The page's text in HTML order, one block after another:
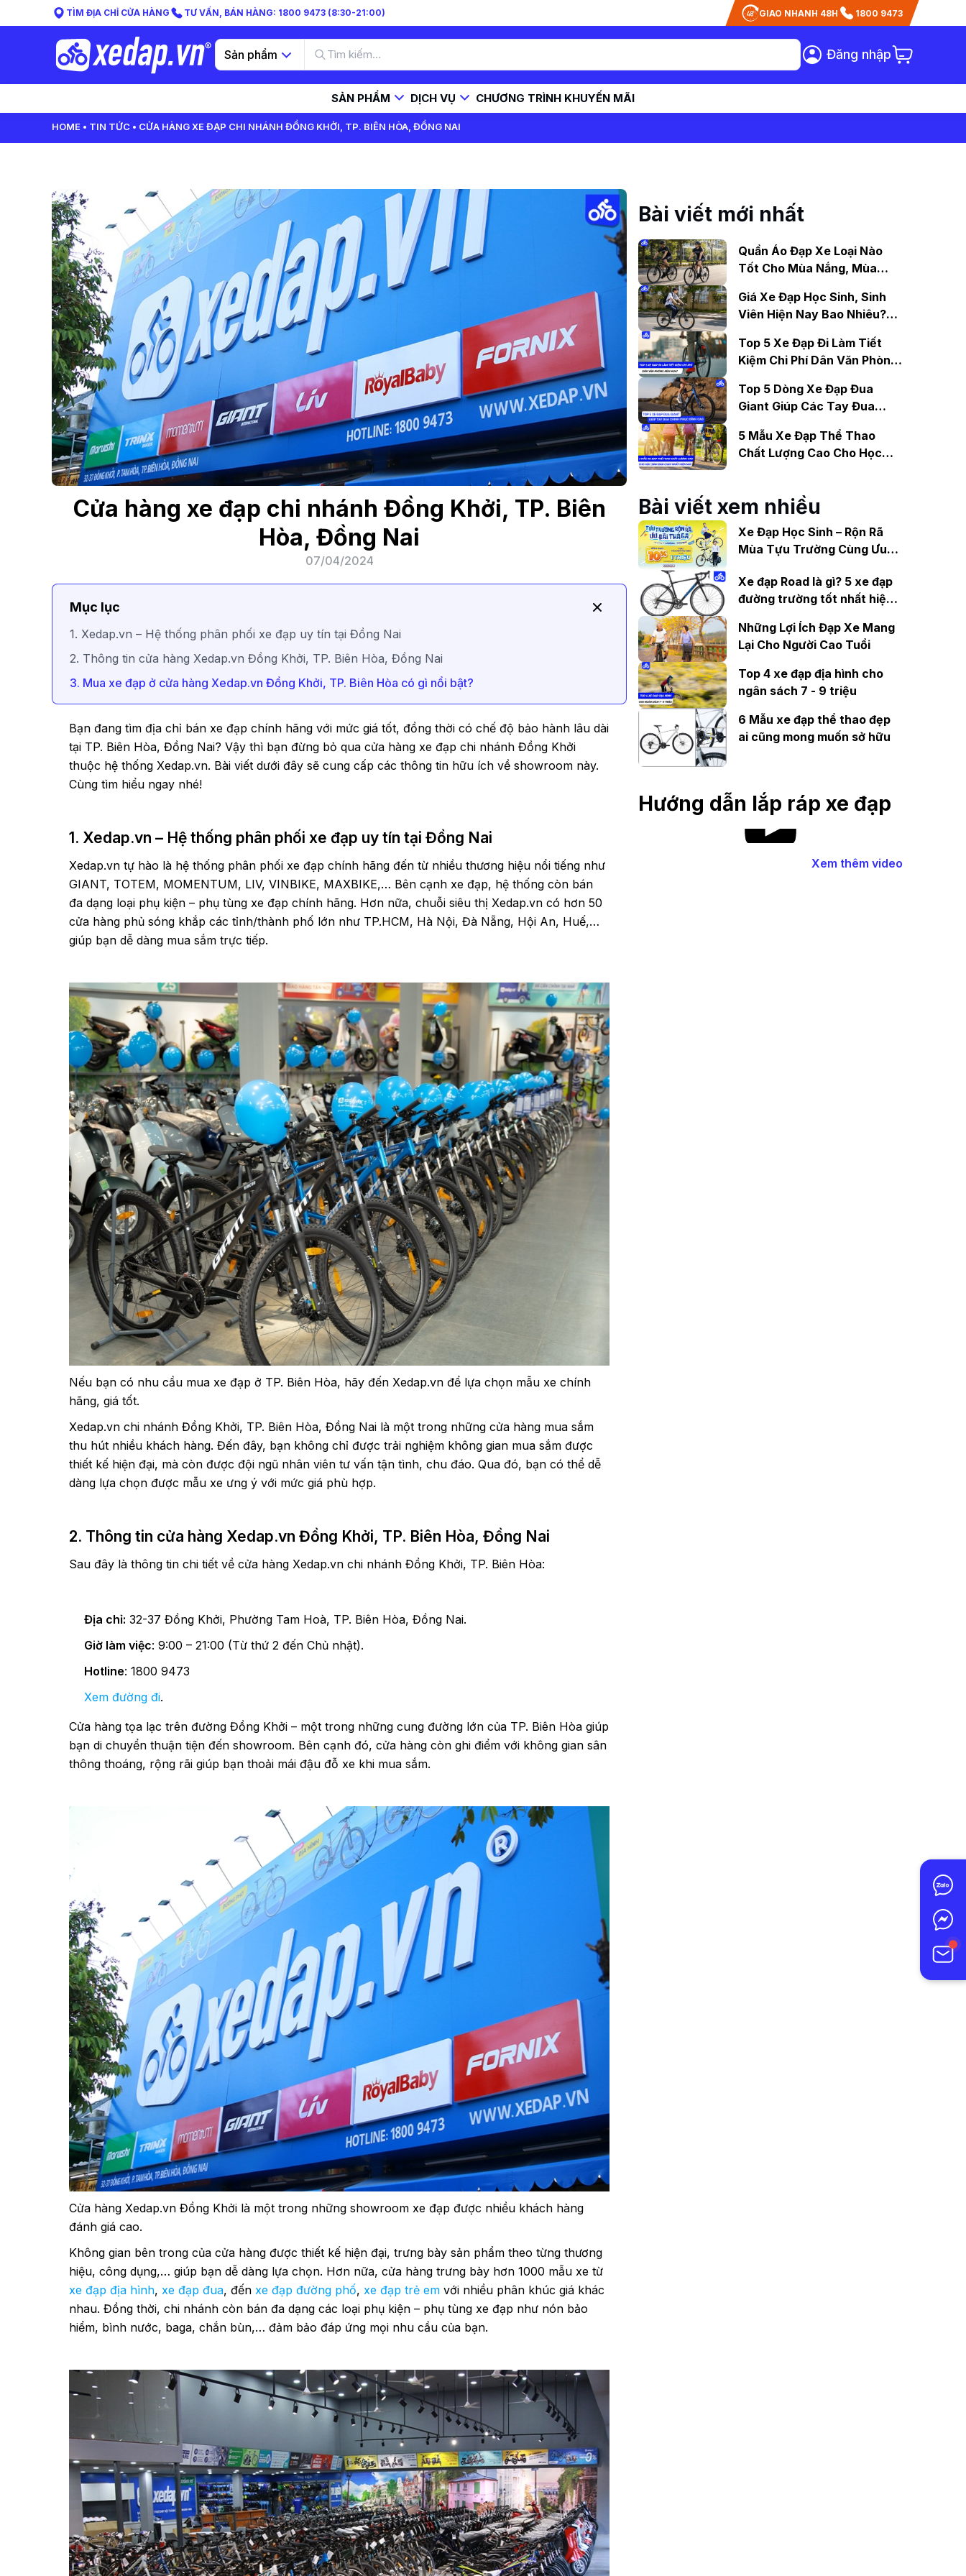
TÌM ĐỊA CHỈ CỬA HÀNG TƯ VẤN, BÁN HÀNG: 1800 9473 (8:30-21:00) GIAO NHANH 48H 1800 9473
Sản phẩm Đăng nhập
SẢN PHẨM DỊCH VỤ CHƯƠNG TRÌNH KHUYẾN MÃI
HOME TIN TỨC CỬA HÀNG XE ĐẠP CHI NHÁNH ĐỒNG KHỞI, TP. BIÊN HÒA, ĐỒNG NAI
Cửa hàng xe đạp chi nhánh Đồng Khởi, TP. Biên
Hòa, Đồng Nai
07/04/2024
Mục lục
1. Xedap.vn – Hệ thống phân phối xe đạp uy tín tại Đồng Nai
2. Thông tin cửa hàng Xedap.vn Đồng Khởi, TP. Biên Hòa, Đồng Nai
3. Mua xe đạp ở cửa hàng Xedap.vn Đồng Khởi, TP. Biên Hòa có gì nổi bật?
Bạn đang tìm địa chỉ bán xe đạp chính hãng với mức giá tốt, đồng thời có chế độ bảo hành lâu dài
tại TP. Biên Hòa, Đồng Nai? Vậy thì bạn đừng bỏ qua cửa hàng xe đạp chi nhánh Đồng Khởi
thuộc hệ thống Xedap.vn. Bài viết dưới đây sẽ cung cấp các thông tin hữu ích về showroom này.
Cùng tìm hiểu ngay nhé!
1. Xedap.vn – Hệ thống phân phối xe đạp uy tín tại Đồng Nai
Xedap.vn tự hào là hệ thống phân phối xe đạp chính hãng đến từ nhiều thương hiệu nổi tiếng như
GIANT, TOTEM, MOMENTUM, LIV, VINBIKE, MAXBIKE,… Bên cạnh xe đạp, hệ thống còn bán
đa dạng loại phụ kiện – phụ tùng xe đạp chính hãng. Hơn nữa, chuỗi siêu thị Xedap.vn có hơn 50
cửa hàng phủ sóng khắp các tỉnh/thành phố lớn như TP.HCM, Hà Nội, Đà Nẵng, Hội An, Huế,…
giúp bạn dễ dàng mua sắm trực tiếp.
Nếu bạn có nhu cầu mua xe đạp ở TP. Biên Hòa, hãy đến Xedap.vn để lựa chọn mẫu xe chính
hãng, giá tốt.
Xedap.vn chi nhánh Đồng Khởi, TP. Biên Hòa, Đồng Nai là một trong những cửa hàng mua sắm
thu hút nhiều khách hàng. Đến đây, bạn không chỉ được trải nghiệm không gian mua sắm được
thiết kế hiện đại, mà còn được đội ngũ nhân viên tư vấn tận tình, chu đáo. Qua đó, bạn có thể dễ
dàng lựa chọn được mẫu xe ưng ý với mức giá phù hợp.
2. Thông tin cửa hàng Xedap.vn Đồng Khởi, TP. Biên Hòa, Đồng Nai
Sau đây là thông tin chi tiết về cửa hàng Xedap.vn chi nhánh Đồng Khởi, TP. Biên Hòa:
Địa chỉ: 32-37 Đồng Khởi, Phường Tam Hoà, TP. Biên Hòa, Đồng Nai.
Giờ làm việc: 9:00 – 21:00 (Từ thứ 2 đến Chủ nhật).
Hotline: 1800 9473
Xem đường đi.
Cửa hàng tọa lạc trên đường Đồng Khởi – một trong những cung đường lớn của TP. Biên Hòa giúp
bạn di chuyển thuận tiện đến showroom. Bên cạnh đó, cửa hàng còn ghi điểm với không gian sân
thông thoáng, rộng rãi giúp bạn thoải mái đậu đỗ xe khi mua sắm.
Cửa hàng Xedap.vn Đồng Khởi là một trong những showroom xe đạp được nhiều khách hàng
đánh giá cao.
Không gian bên trong của cửa hàng được thiết kế hiện đại, trưng bày sản phẩm theo từng thương
hiệu, công dụng,… giúp bạn dễ dàng lựa chọn. Hơn nữa, cửa hàng trưng bày hơn 1000 mẫu xe từ
xe đạp địa hình, xe đạp đua, đến xe đạp đường phố, xe đạp trẻ em với nhiều phân khúc giá khác
nhau. Đồng thời, chi nhánh còn bán đa dạng các loại phụ kiện – phụ tùng xe đạp như nón bảo
hiểm, bình nước, baga, chắn bùn,… đảm bảo đáp ứng mọi nhu cầu của bạn.
Bài viết mới nhất
Quần Áo Đạp Xe Loại Nào
Tốt Cho Mùa Nắng, Mùa
Giá Xe Đạp Học Sinh, Sinh
Viên Hiện Nay Bao Nhiêu?
Top 5 Xe Đạp Đi Làm Tiết
Kiệm Chi Phí Dân Văn Phòng
Top 5 Dòng Xe Đạp Đua
Giant Giúp Các Tay Đua
5 Mẫu Xe Đạp Thể Thao
Chất Lượng Cao Cho Học
Bài viết xem nhiều
Xe Đạp Học Sinh – Rộn Rã
Mùa Tựu Trường Cùng Ưu
Xe đạp Road là gì? 5 xe đạp
đường trường tốt nhất hiện
Những Lợi Ích Đạp Xe Mang
Lại Cho Người Cao Tuổi
Top 4 xe đạp địa hình cho
ngân sách 7 - 9 triệu
6 Mẫu xe đạp thể thao đẹp
ai cũng mong muốn sở hữu
Hướng dẫn lắp ráp xe đạp
Xem thêm video